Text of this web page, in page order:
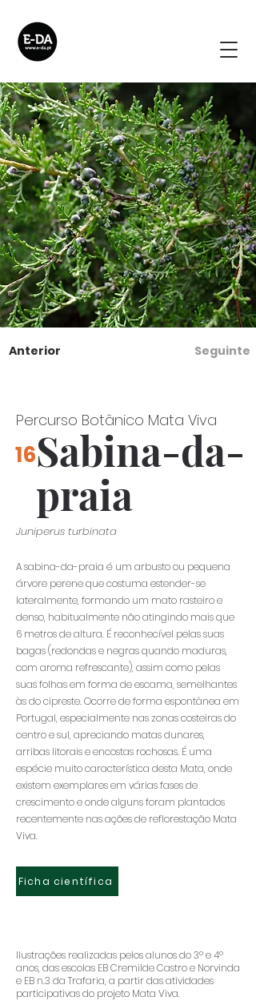
Anterior Seguinte
Percurso Botânico Mata Viva
Sabina-da-
praia
16
Juniperus turbinata
A sabina-da-praia é um arbusto ou pequena
árvore perene que costuma estender-se
lateralmente, formando um mato rasteiro e
denso, habitualmente não atingindo mais que
6 metros de altura. É reconhecível pelas suas
bagas (redondas e negras quando maduras,
com aroma refrescante), assim como pelas
suas folhas em forma de escama, semelhantes
às do cipreste. Ocorre de forma espontânea em
Portugal, especialmente nas zonas costeiras do
centro e sul, apreciando matas dunares,
arribas litorais e encostas rochosas. É uma
espécie muito característica desta Mata, onde
existem exemplares em várias fases de
crescimento e onde alguns foram plantados
recentemente nas ações de reflorestação Mata
Viva.
Ficha científica
Ilustrações realizadas pelos alunos do 3º e 4º
anos, das escolas EB Cremilde Castro e Norvinda
e EB n.3 da Trafaria, a partir das atividades
participativas do projeto Mata Viva.